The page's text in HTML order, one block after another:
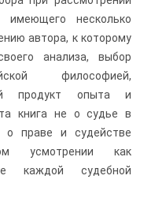
имеющего несколько
автора, к которому
анализа, выбор
философией,
продукт опыта и
книга не о судье в
о праве и судействе
усмотрении как
каждой судебной